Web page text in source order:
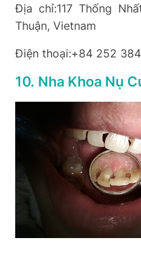
Địa chỉ:117 Thống
Thuận, Vietnam
Điện thoại:+84 252
10. Nha Khoa Nụ